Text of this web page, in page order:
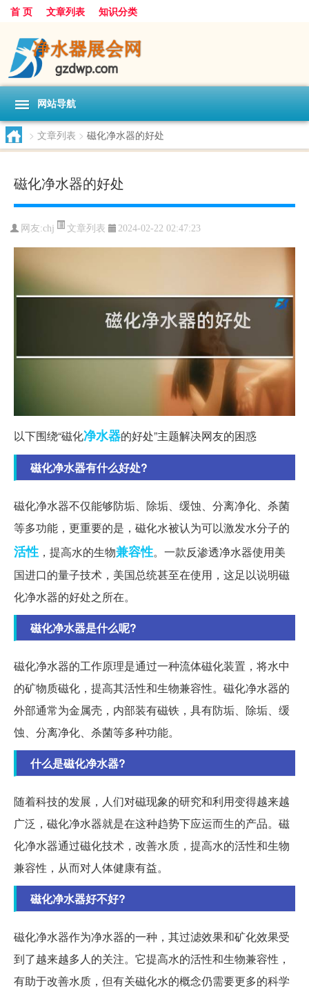
首 页 文章列表 知识分类
网站导航
> 文章列表 > 磁化净水器的好处
磁化净水器的好处
网友:chj 文章列表 2024-02-22 02:47:23
以下围绕“磁化净水器的好处”主题解决网友的困惑
磁化净水器有什么好处?
磁化净水器不仅能够防垢、除垢、缓蚀、分离净化、杀菌
等多功能，更重要的是，磁化水被认为可以激发水分子的
活性 ，提高水的生物兼容性。一款反渗透净水器使用美
国进口的量子技术，美国总统甚至在使用，这足以说明磁
化净水器的好处之所在。
磁化净水器是什么呢?
磁化净水器的工作原理是通过一种流体磁化装置，将水中
的矿物质磁化，提高其活性和生物兼容性。磁化净水器的
外部通常为金属壳，内部装有磁铁，具有防垢、除垢、缓
蚀、分离净化、杀菌等多种功能。
什么是磁化净水器?
随着科技的发展，人们对磁现象的研究和利用变得越来越
广泛，磁化净水器就是在这种趋势下应运而生的产品。磁
化净水器通过磁化技术，改善水质，提高水的活性和生物
兼容性，从而对人体健康有益。
磁化净水器好不好?
磁化净水器作为净水器的一种，其过滤效果和矿化效果受
到了越来越多人的关注。它提高水的活性和生物兼容性，
有助于改善水质，但有关磁化水的概念仍需要更多的科学